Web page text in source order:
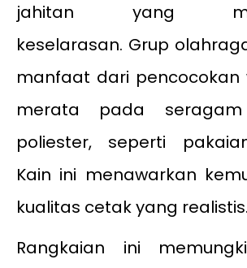
jahitan yang
keselarasan. Grup
manfaat dari pencocokan
merata pada
poliester, seperti
Kain ini menawarkan
kualitas cetak yang realistis.
Rangkaian ini